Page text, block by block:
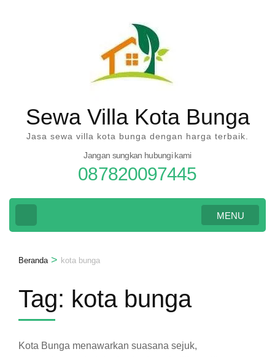
Sewa Villa Kota Bunga
Jasa sewa villa kota bunga dengan harga terbaik.
Jangan sungkan hubungi kami
087820097445
MENU
Beranda > kota bunga
Tag: kota bunga
Kota Bunga menawarkan suasana sejuk,